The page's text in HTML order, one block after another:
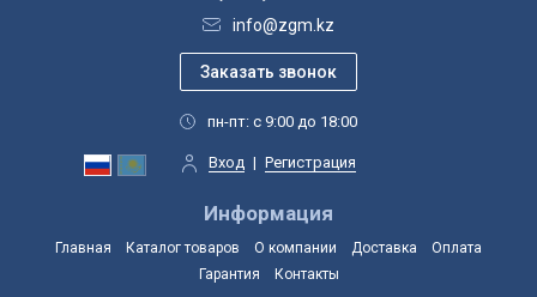
info@zgm.kz
пн-пт: с 9:00 до 18:00
Вход | Регистрация
Информация
Главная Каталог товаров О компании Доставка
Оплата
Гарантия
Контакты